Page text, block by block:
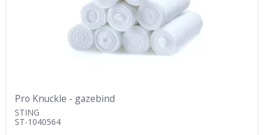
Pro Knuckle - gazebind
STING
ST-1040564